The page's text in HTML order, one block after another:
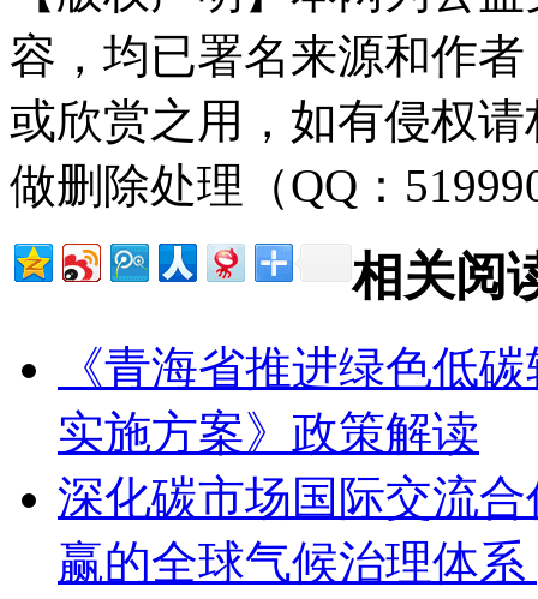
容，均已署名来源和作
或欣赏之用，如有侵权
做删除处理（QQ：
相关阅
《青海省推进绿色低
实施方案》政策解读
深化碳市场国际交流
赢的全球气候治理体